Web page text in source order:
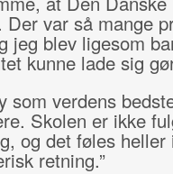
var så mange
jeg blev ligesom
kunne lade sig
som verdens
Skolen er ikke
og det føles heller
retning.”